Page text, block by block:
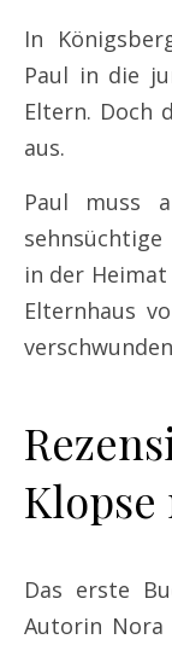
In
Paul in die
Eltern. Doch
aus.
Paul muss
in der
Elternhaus
Das erste
Autorin Nora